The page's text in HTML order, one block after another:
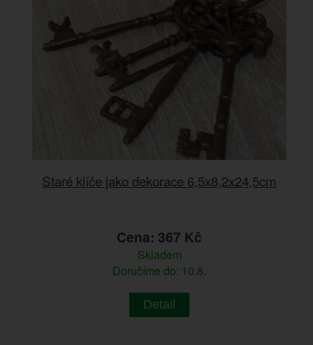
Staré klíče jako dekorace 6,5x8,2x24,5cm
Cena: 367 Kč
Skladem
Doručíme do: 10.8.
Detail